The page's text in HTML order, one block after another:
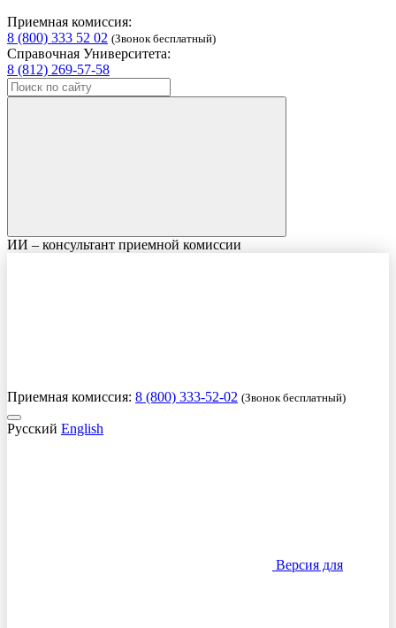
Приемная комиссия:
8 (800) 333 52 02 (Звонок бесплатный)
Справочная Университета:
8 (812) 269-57-58
ИИ – консультант приемной комиссии
Приемная комиссия: 8 (800) 333-52-02 (Звонок бесплатный)
Русский English
Версия для